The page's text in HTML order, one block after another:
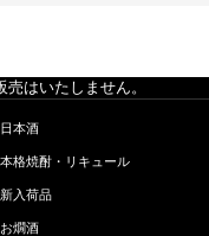
はいたしません。
日本酒
本格焼酎・リキュール
新入荷品
お燗酒